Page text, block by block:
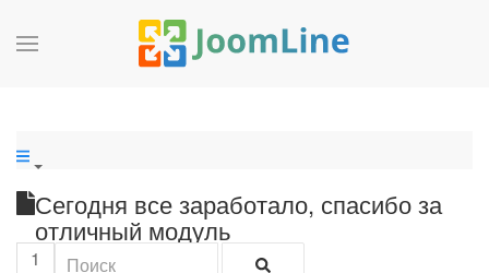
Сегодня все заработало, спасибо за
отличный модуль
1